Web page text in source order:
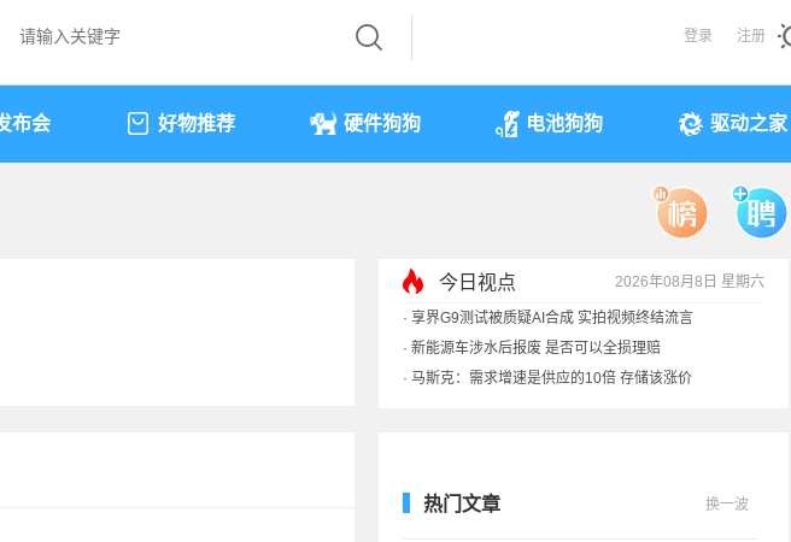
登录 注册
布会 好物推荐 硬件狗狗 电池狗狗 驱动之家
今日视点 2026年08月8日 星期六
· 享界G9测试被质疑AI合成 实拍视频终结流言
· 新能源车涉水后报废 是否可以全损理赔
· 马斯克：需求增速是供应的10倍 存储该涨价
热门文章 换一波